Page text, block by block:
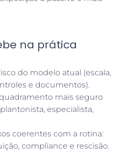
na prática
do modelo atual (escala,
e documentos).
mais seguro
especialista,
coerentes com a rotina:
compliance e rescisão.